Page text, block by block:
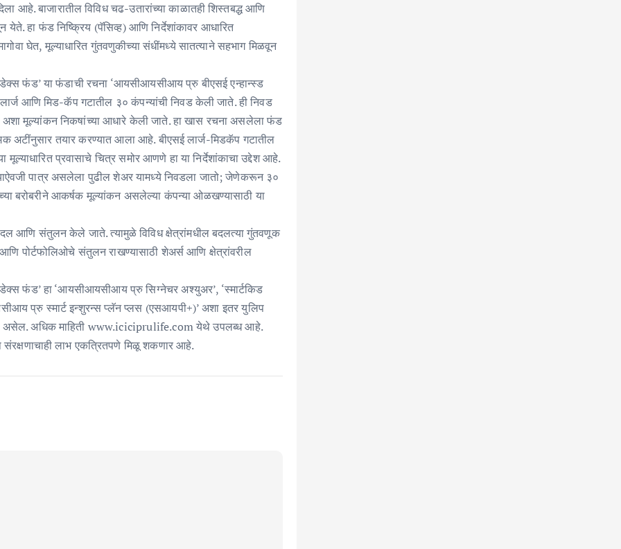
आहे. बाजारातील विविध चढ-उतारांच्या काळातही शिस्तबद्ध आणि
येते. हा फंड निष्क्रिय (पॅसिव्ह) आणि निर्देशांकावर आधारित
घेत, मूल्याधारित गुंतवणुकीच्या संधींमध्ये सातत्याने सहभाग मिळवून
फंड’ या फंडाची रचना ‘आयसीआयसीआय प्रु बीएसई एन्हान्स्ड
आणि मिड-कॅप गटातील ३० कंपन्यांची निवड केली जाते. ही निवड
अशा मूल्यांकन निकषांच्या आधारे केली जाते. हा खास रचना असलेला फंड
अटींनुसार तयार करण्यात आला आहे. बीएसई लार्ज-मिडकॅप गटातील
प्रवासाचे चित्र समोर आणणे हा या निर्देशांकाचा उद्देश आहे.
पात्र असलेला पुढील शेअर यामध्ये निवडला जातो; जेणेकरून ३०
बरोबरीने आकर्षक मूल्यांकन असलेल्या कंपन्या ओळखण्यासाठी या
आणि संतुलन केले जाते. त्यामुळे विविध क्षेत्रांमधील बदलत्या गुंतवणूक
पोर्टफोलिओचे संतुलन राखण्यासाठी शेअर्स आणि क्षेत्रांवरील
फंड’ हा ‘आयसीआयसीआय प्रु सिग्नेचर अश्युअर’, ‘स्मार्टकिड
प्रु स्मार्ट इन्शुरन्स प्लॅन प्लस (एसआयपी+)’ अशा इतर युलिप
असेल. अधिक माहिती www.iciciprulife.com येथे उपलब्ध आहे.
संरक्षणाचाही लाभ एकत्रितपणे मिळू शकणार आहे.